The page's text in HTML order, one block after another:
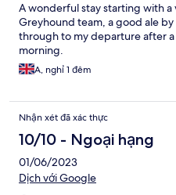
A wonderful stay starting with
Greyhound team, a good ale
through to my departure after
morning.
A, nghỉ 1 đêm
Nhận xét đã xác thực
10/10 - Ngoại hạng
01/06/2023
Dịch với Google